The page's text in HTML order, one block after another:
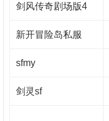
剑风传奇剧场版4
新开冒险岛私服
sfmy
剑灵sf